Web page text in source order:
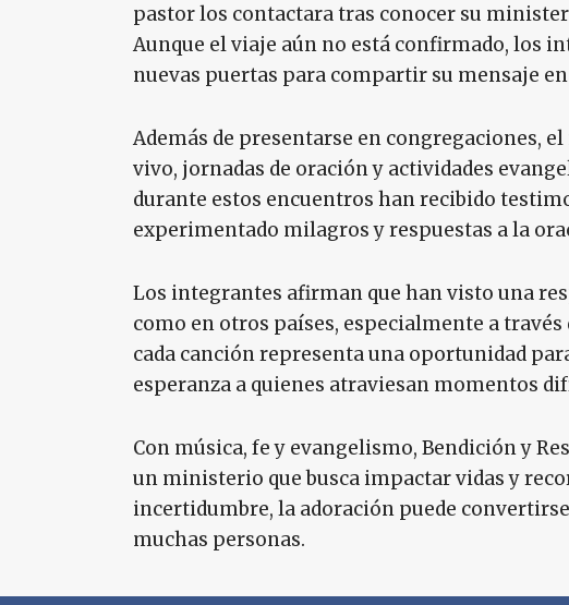
pastor los contactara tras conocer su
Aunque el viaje aún no está confirmado, los
nuevas puertas para compartir su mensaje
Además de presentarse en congregaciones,
vivo, jornadas de oración y actividades
durante estos encuentros han recibido
experimentado milagros y respuestas a la
Los integrantes afirman que han visto una
como en otros países, especialmente a
cada canción representa una oportunidad
esperanza a quienes atraviesan momentos
Con música, fe y evangelismo, Bendición y
un ministerio que busca impactar vidas y
incertidumbre, la adoración puede
muchas personas.